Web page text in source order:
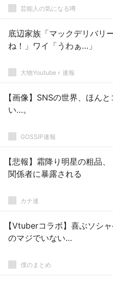
芸能人の気になる噂
底辺家族「マックデリバリ
ね！」ワイ「うわぁ…」
大物Youtubeｒ速報
【画像】SNSの世界、ほん
い…。
GOSSIP速報
【悲報】霜降り明星の粗品
関係者に暴露される
カナ速
【Vtuberコラボ】喜ぶソシ
のマジでいない…
僕のまとめ